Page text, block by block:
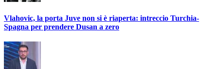
Vlahovic, la porta Juve non si è riaperta: intreccio Turchia-
Spagna per prendere Dusan a zero